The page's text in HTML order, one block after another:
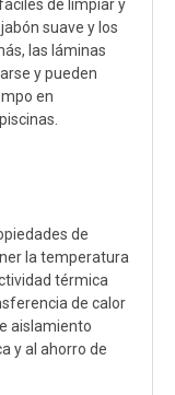
de limpiar y
suave y los
las láminas
y pueden
en
de
la temperatura
térmica
de calor
aislamiento
y al ahorro de